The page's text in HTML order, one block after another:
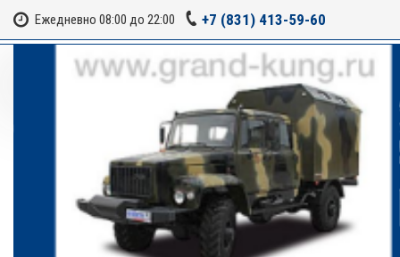
Ежедневно 08:00 до 22:00 +7 (831) 413-59-60
и